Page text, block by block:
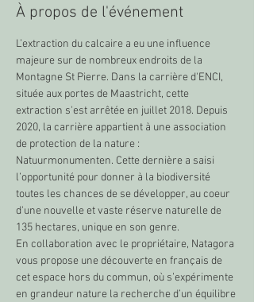
À propos de l'événement
L’extraction du calcaire a eu une influence
majeure sur de nombreux endroits de la
Montagne St Pierre. Dans la carrière d'ENCI,
située aux portes de Maastricht, cette
extraction s'est arrêtée en juillet 2018. Depuis
2020, la carrière appartient à une association
de protection de la nature :
Natuurmonumenten. Cette dernière a saisi
l’opportunité pour donner à la biodiversité
toutes les chances de se développer, au coeur
d'une nouvelle et vaste réserve naturelle de
135 hectares, unique en son genre.
En collaboration avec le propriétaire, Natagora
vous propose une découverte en français de
cet espace hors du commun, où s’expérimente
en grandeur nature la recherche d’un équilibre